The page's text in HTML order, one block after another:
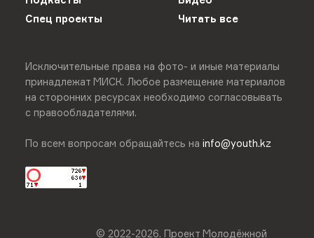
Спец проекты
Читать все
Исключительные права на фото- и иные материалы
принадлежат МИСК. Любое размещение материалов
на сторонних ресурсах необходимо согласовывать
с правообладателями.
По всем вопросам обращайтесь на info@youth.kz
© 2022-2026.Проект Молодёжной